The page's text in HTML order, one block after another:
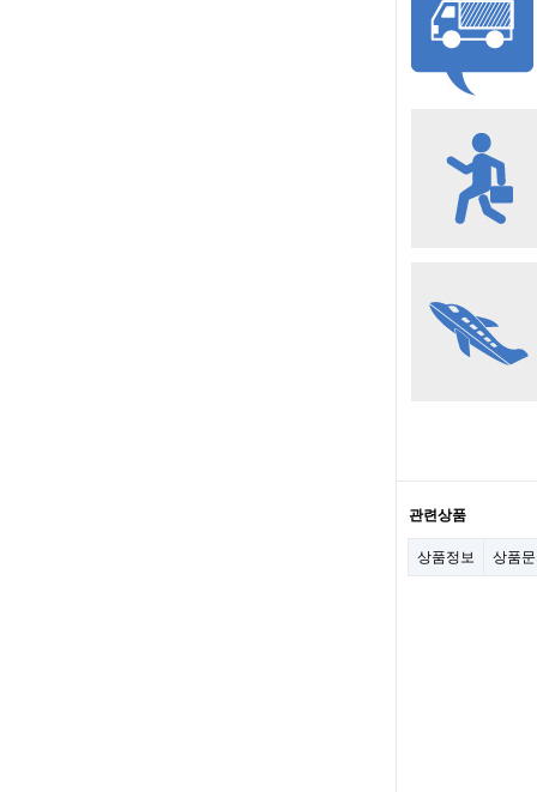
관련상품
상품정보 상품